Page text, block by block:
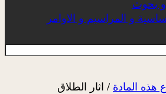
بحوث
و المراسيم و الاوامر
المادة / اثار الطلاق